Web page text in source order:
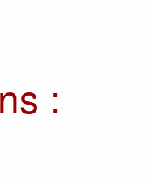
: